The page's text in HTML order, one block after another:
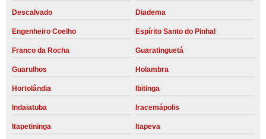
Descalvado Diadema
Engenheiro Coelho Espírito Santo do Pinhal
Franco da Rocha Guaratinguetá
Guarulhos Holambra
Hortolândia Ibitinga
Indaiatuba Iracemápolis
Itapetininga Itapeva